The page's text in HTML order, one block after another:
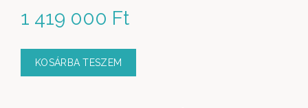
1 419 000 Ft
KOSÁRBA TESZEM